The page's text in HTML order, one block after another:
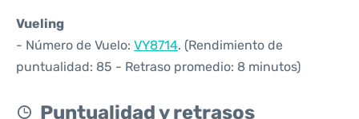
Vueling
- Número de Vuelo: VY8714. (Rendimiento de
puntualidad: 85 - Retraso promedio: 8 minutos)
Puntualidad y retrasos